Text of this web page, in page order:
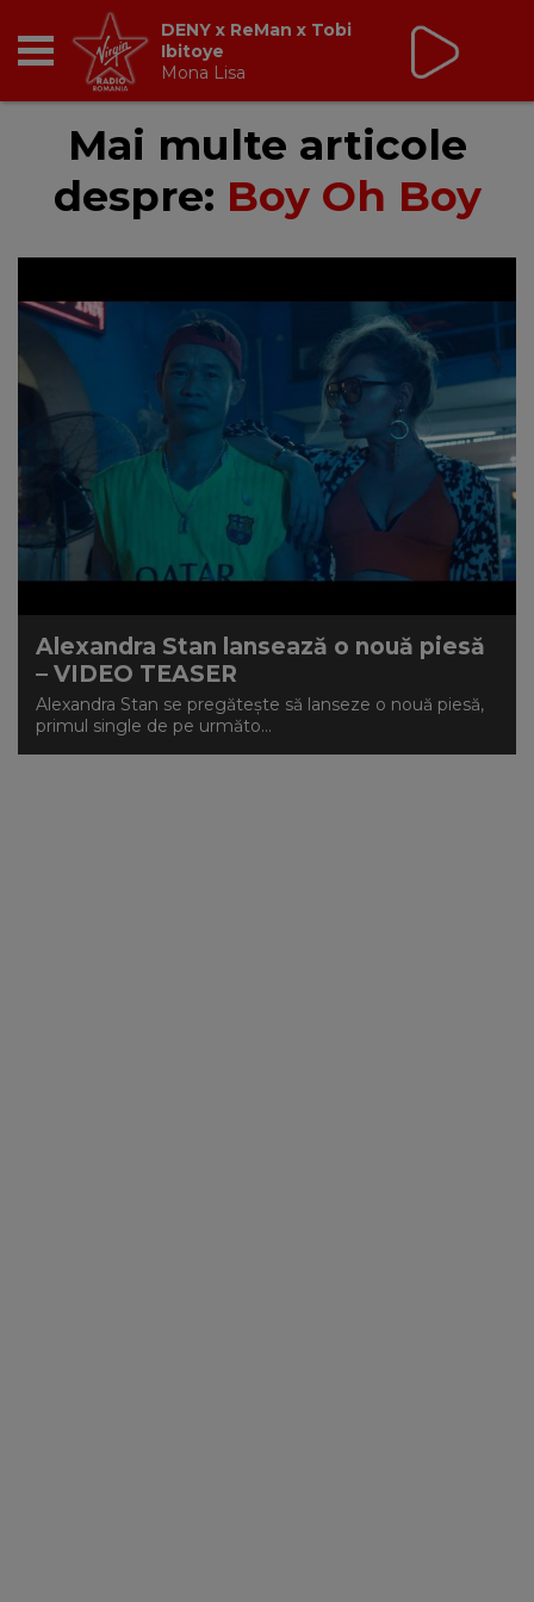
RADIO
BREAKFAST
TIC TALK
CÂȘTIGĂ
HOT 30
DANCEFLOOR CHART
RADIO ACADEMY
NEWS
CONTUL MEU
DENY x ReMan x Tobi
Ibitoye
Mona Lisa
Mai multe articole
despre: Boy Oh Boy
Alexandra Stan lansează o nouă piesă
– VIDEO TEASER
Alexandra Stan se pregătește să lanseze o nouă piesă,
primul single de pe următo...